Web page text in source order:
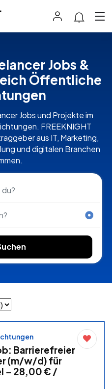
Jobs &
Öffentliche
Jobs und Projekte im
FREEKNIGHT
aus IT, Marketing,
und digitalen Branchen
Barrierefreier
(m/w/d) für
– 28,00 € /